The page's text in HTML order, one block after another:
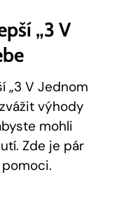
„3‍ V⁤
„3 V ‌Jednom
výhody
mohli
Zde ⁢je pár